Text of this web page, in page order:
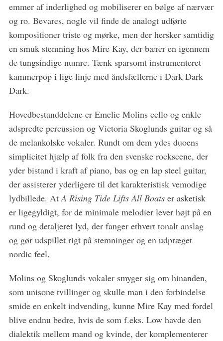
emmer af inderlighed og mobiliserer en bølge af nærvær
og ro. Bevares, nogle vil finde de analogt udførte
kompositioner triste og mørke, men der hersker samtidig
en smuk stemning hos Mire Kay, der bærer en igennem
de tungsindige numre. Tænk sparsomt instrumenteret
kammerpop i lige linje med åndsfællerne i Dark Dark
Dark.
Hovedbestanddelene er Emelie Molins cello og enkle
adspredte percussion og Victoria Skoglunds guitar og så
de melankolske vokaler. Rundt om dem ydes duoens
simplicitet hjælp af folk fra den svenske rockscene, der
yder bistand i kraft af piano, bas og en lap steel guitar,
der assisterer yderligere til det karakteristisk vemodige
lydbillede. AtA Rising Tide Lifts All Boatser asketisk
er ligegyldigt, for de minimale melodier lever højt på en
rund og detaljeret lyd, der fanger ethvert tonalt anslag
og gør udspillet rigt på stemninger og en udpræget
nordic feel.
Molins og Skoglunds vokaler smyger sig om hinanden,
som unisone tvillinger og skulle man i den forbindelse
smide en enkelt indvending, kunne Mire Kay med fordel
blive endnu bedre, hvis de som f.eks. Low havde den
dialektik mellem mand og kvinde, der komplementerer
S
e
a
f
o
r
: